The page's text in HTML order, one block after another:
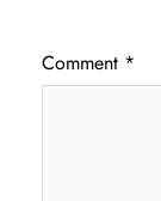
Comment *